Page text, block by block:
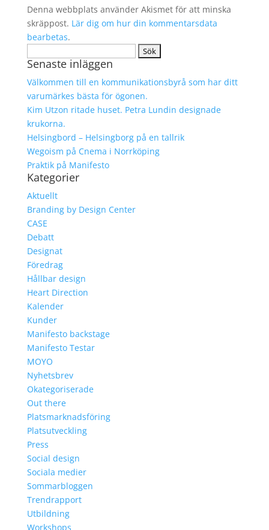
Denna webbplats använder Akismet för att minska
skräppost. Lär dig om hur din kommentarsdata
bearbetas.
efter:
Senaste inläggen
Välkommen till en kommunikationsbyrå som har ditt
varumärkes bästa för ögonen.
Kim Utzon ritade huset. Petra Lundin designade
krukorna.
Helsingbord – Helsingborg på en tallrik
Wegoism på Cnema i Norrköping
Praktik på Manifesto
Kategorier
Aktuellt
Branding by Design Center
CASE
Debatt
Designat
Föredrag
Hållbar design
Heart Direction
Kalender
Kunder
Manifesto backstage
Manifesto Testar
MOYO
Nyhetsbrev
Okategoriserade
Out there
Platsmarknadsföring
Platsutveckling
Press
Social design
Sociala medier
Sommarbloggen
Trendrapport
Utbildning
Workshops